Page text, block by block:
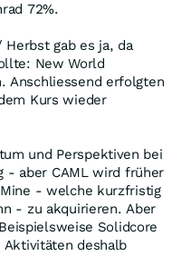
72%.
gab es ja, da
New World
Anschliessend erfolgten
Kurs wieder
und Perspektiven bei
- aber CAML wird früher
- welche kurzfristig
- zu akquirieren. Aber
Solidcore
Aktivitäten deshalb